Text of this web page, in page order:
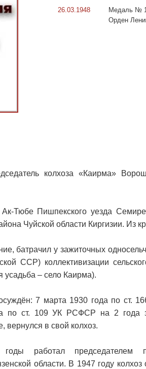
26.03.1948
Медаль №
Орден
колхоза «Каирма»
Тюбе Пишпекского уезда
Чуйской области Киргизии. Из
батрачил у зажиточных
ССР) коллективизации
усадьба – село Каирма).
7 марта 1930 года по ст.
по ст. 109 УК РСФСР на 2 года
вернулся в свой колхоз.
работал председателем
области. В 1947 году колхоз